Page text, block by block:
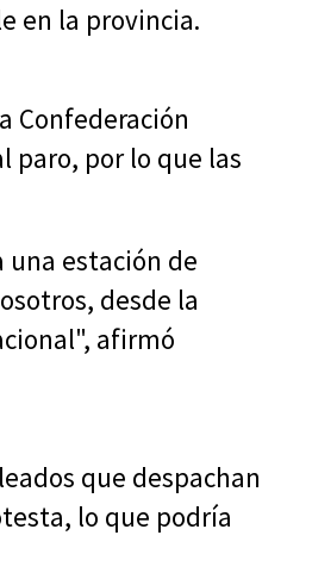
en la provincia.
Confederación
paro, por lo que las
una estación de
desde la
afirmó
que despachan
lo que podría